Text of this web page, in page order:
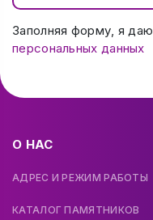
Заполняя форму, я даю
персональных данных
О НАС
АДРЕС И РЕЖИМ РАБОТЫ
КАТАЛОГ ПАМЯТНИКОВ